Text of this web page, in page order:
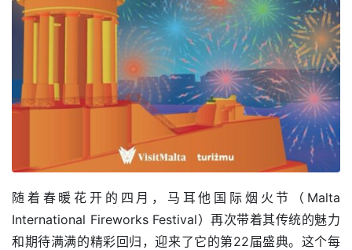
随着春暖花开的四月，马耳他国际烟火节（Malta
International Fireworks Festival）再次带着其传统的魅力
和期待满满的精彩回归，迎来了它的第22届盛典。这个每